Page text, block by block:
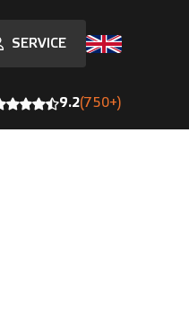
SERVICE
9.2(750+)